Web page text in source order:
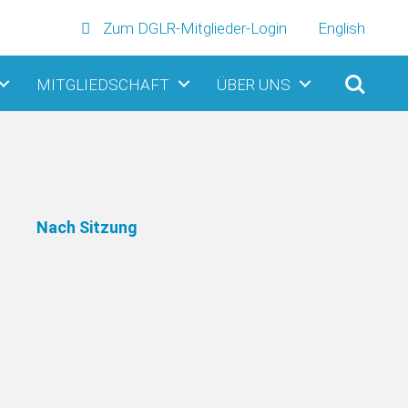
Zum DGLR-Mitglieder-Login English
MITGLIEDSCHAFT ÜBER UNS
Nach Sitzung